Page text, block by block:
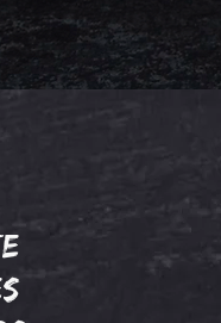
disponibles !